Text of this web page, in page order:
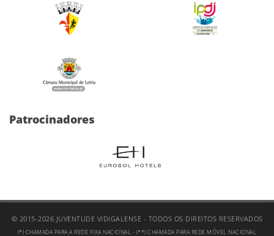
Patrocinadores
© 2015-2026 JUVENTUDE VIDIGALENSE - TODOS OS DIREITOS RESERVADOS
(*) CHAMADA PARA A REDE FIXA NACIONAL - (**) CHAMADA PARA REDE MÓVEL NACIONAL